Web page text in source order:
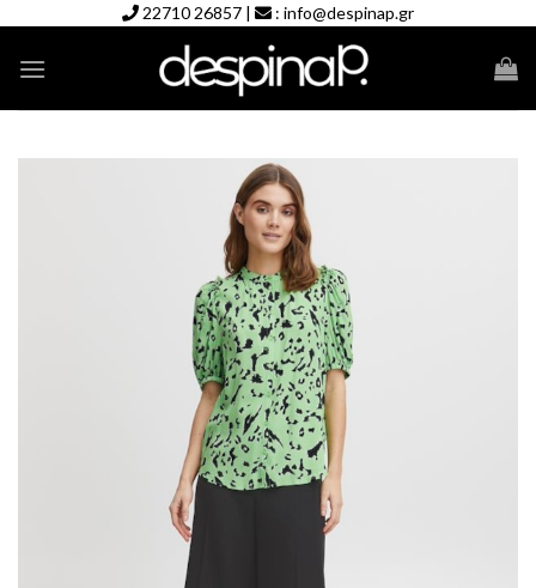
content
22710 26857 | : info@despinap.gr